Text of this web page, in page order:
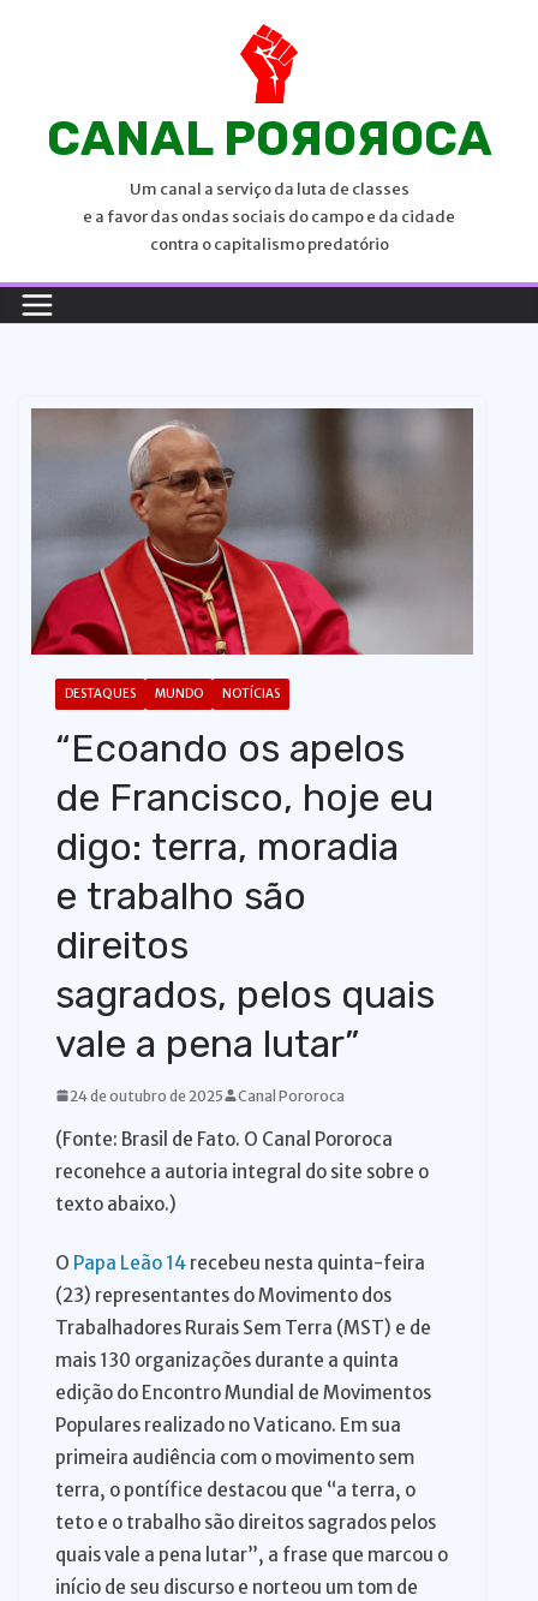
CANAL POЯOЯOCA
Um canal a serviço da luta de classes
e a favor das ondas sociais do campo e da cidade
contra o capitalismo predatório
DESTAQUES MUNDO NOTÍCIAS
“Ecoando os apelos
de Francisco, hoje eu
digo: terra, moradia
e trabalho são
direitos
sagrados, pelos quais
vale a pena lutar”
24 de outubro de 2025 Canal Pororoca
(Fonte: Brasil de Fato. O Canal Pororoca
reconehce a autoria integral do site sobre o
texto abaixo.)
O Papa Leão 14 recebeu nesta quinta-feira
(23) representantes do Movimento dos
Trabalhadores Rurais Sem Terra (MST) e de
mais 130 organizações durante a quinta
edição do Encontro Mundial de Movimentos
Populares realizado no Vaticano. Em sua
primeira audiência com o movimento sem
terra, o pontífice destacou que “a terra, o
teto e o trabalho são direitos sagrados pelos
quais vale a pena lutar”, a frase que marcou o
início de seu discurso e norteou um tom de